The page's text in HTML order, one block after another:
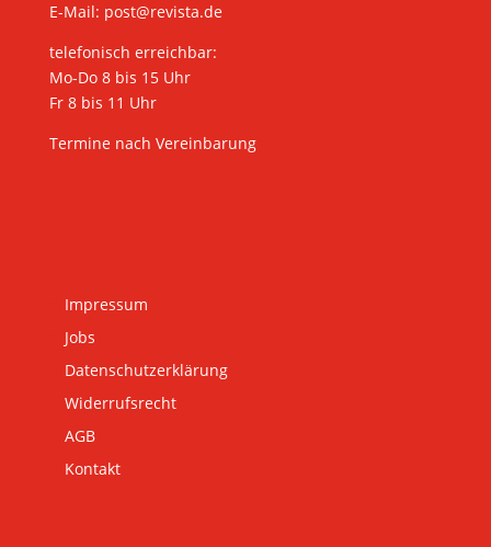
E-Mail: post@revista.de
telefonisch erreichbar:
Mo-Do 8 bis 15 Uhr
Fr 8 bis 11 Uhr
Termine nach Vereinbarung
Impressum
Jobs
Datenschutzerklärung
Widerrufsrecht
AGB
Kontakt